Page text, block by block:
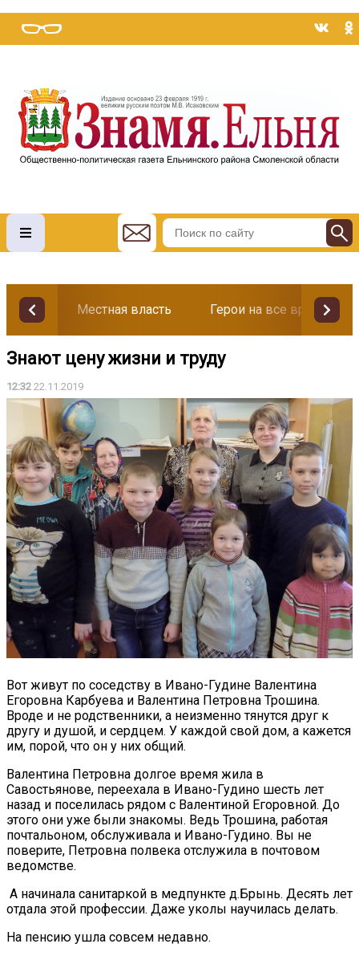
Местная власть Герои на все времена
Знают цену жизни и труду
12:32 22.11.2019
Вот живут по соседству в Ивано-Гудине Валентина
Егоровна Карбуева и Валентина Петровна Трошина.
Вроде и не родственники, а неизменно тянутся друг к
другу и душой, и сердцем. У каждой свой дом, а кажется
им, порой, что он у них общий.
Валентина Петровна долгое время жила в
Савостьянове, переехала в Ивано-Гудино шесть лет
назад и поселилась рядом с Валентиной Егоровной. До
этого они уже были знакомы. Ведь Трошина, работая
почтальоном, обслуживала и Ивано-Гудино. Вы не
поверите, Петровна полвека отслужила в почтовом
ведомстве.
А начинала санитаркой в медпункте д.Брынь. Десять лет
отдала этой профессии. Даже уколы научилась делать.
На пенсию ушла совсем недавно.